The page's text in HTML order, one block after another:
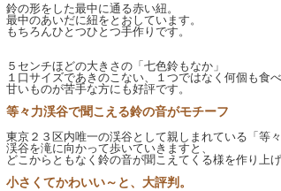
鈴の形をした最中に通る赤い紐。
最中のあいだに紐をとおしています。
もちろんひとつひとつ手作りです。
５センチほどの大きさの「七色鈴もなか」
１口サイズであきのこない、１つではなく何個も食
甘いものが苦手な方にも好評です。
等々力渓谷で聞こえる鈴の音がモチーフ
東京２３区内唯一の渓谷として親しまれている「等々
渓谷を滝に向かって歩いていきますと、
どこからともなく鈴の音が聞こえてくる様を作り上げ
小さくてかわいい～と、大評判。